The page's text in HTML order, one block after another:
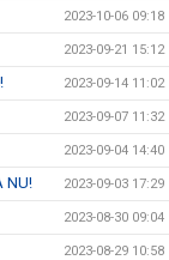
2023-10-06 09:18
2023-09-21 15:12
2023-09-14 11:02
2023-09-07 11:32
2023-09-04 14:40
NU! 2023-09-03 17:29
2023-08-30 09:04
2023-08-29 10:58